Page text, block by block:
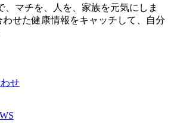
、マチを、人を、家族を元気にしま
せた健康情報をキャッチして、自分
せ